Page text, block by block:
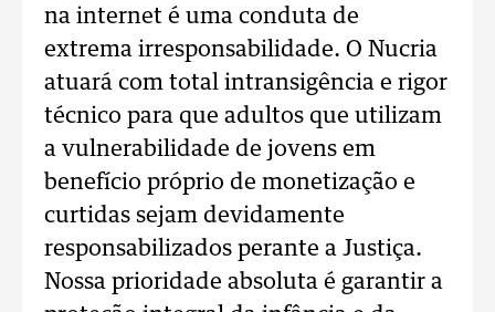
na internet é uma conduta de
extrema irresponsabilidade. O Nucria
atuará com total intransigência e rigor
técnico para que adultos que utilizam
a vulnerabilidade de jovens em
benefício próprio de monetização e
curtidas sejam devidamente
responsabilizados perante a Justiça.
Nossa prioridade absoluta é garantir a